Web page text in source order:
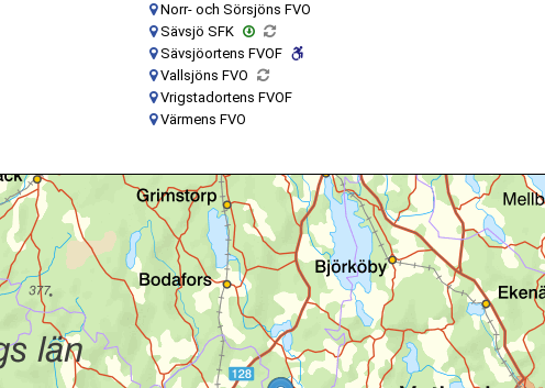
Norr- och Sörsjöns FVO
Sävsjö SFK
Sävsjöortens FVOF
Vallsjöns FVO
Vrigstadortens FVOF
Värmens FVO